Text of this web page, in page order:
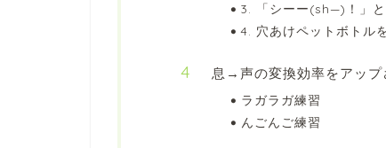
3. 「シーー(sh—)！」と
4. 穴あけペットボトル
息→声の変換効率をアップ
ラガラガ練習
んごんご練習